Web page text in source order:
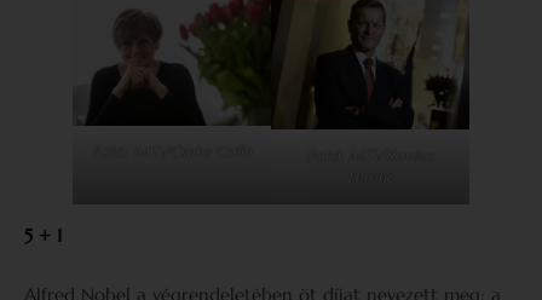
5 + 1
Alfred Nobel a végrendeletében öt díjat nevezett meg: a